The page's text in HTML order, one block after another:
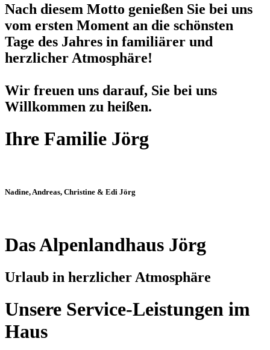
Nach diesem Motto genießen Sie bei uns
vom ersten Moment an die schönsten
Tage des Jahres in familiärer und
herzlicher Atmosphäre!
Wir freuen uns darauf, Sie bei uns
Willkommen zu heißen.
Ihre Familie Jörg
Nadine, Andreas, Christine & Edi Jörg
Das Alpenlandhaus Jörg
Urlaub in herzlicher Atmosphäre
Unsere Service-Leistungen im
Haus